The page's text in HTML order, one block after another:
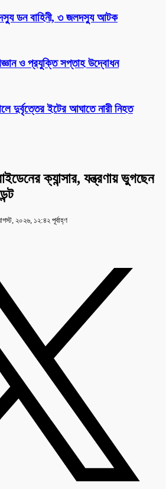
ডন বাহিনী, ৩ জলদস্যু আটক
ও প্রযুক্তি সপ্তাহ উদ্বোধন
দুর্বৃত্তের ইটের আঘাতে নারী নিহত
ক্যান্সার, যন্ত্রণায় ভুগছেন
২০২৬, ১২:৪২ পূর্বাহ্ণ